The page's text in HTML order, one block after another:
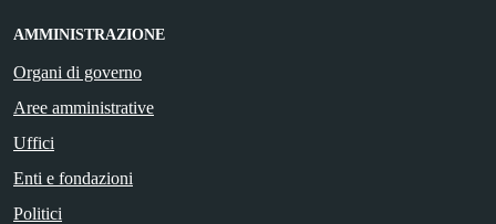
AMMINISTRAZIONE
Organi di governo
Aree amministrative
Uffici
Enti e fondazioni
Politici